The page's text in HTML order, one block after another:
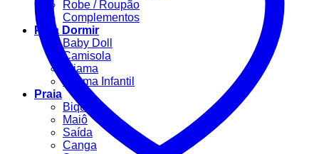
Robe / Roupão
Complementos
Para Dormir
Baby Doll
Camisola
Pijama
Pijama Infantil
Praia
Biquíni
Maiô
Saída
Canga